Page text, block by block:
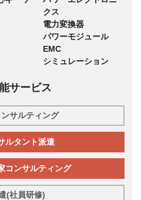
クス
電力変換器
パワーモジュール
EMC
シミュレーション
サービス
サルティング
ルタント派遣
コンサルティング
(社員研修)